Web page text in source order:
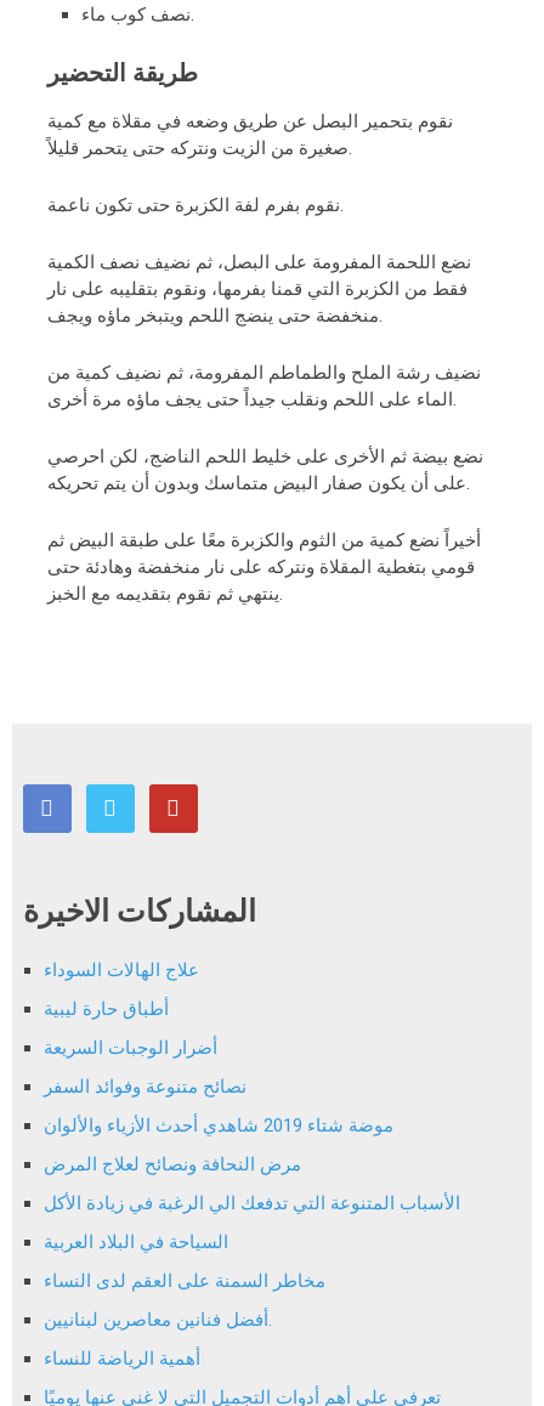
نصف كوب ماء.
طريقة التحضير
نقوم بتحمير البصل عن طريق وضعه في مقلاة مع كمية
صغيرة من الزيت ونتركه حتى يتحمر قليلاً.
نقوم بفرم لفة الكزبرة حتى تكون ناعمة.
نضع اللحمة المفرومة على البصل، ثم نضيف نصف الكمية
فقط من الكزبرة التي قمنا بفرمها، ونقوم بتقليبه على نار
منخفضة حتى ينضج اللحم ويتبخر ماؤه ويجف.
نضيف رشة الملح والطماطم المفرومة، ثم نضيف كمية من
الماء على اللحم ونقلب جيداً حتى يجف ماؤه مرة أخرى.
نضع بيضة ثم الأخرى على خليط اللحم الناضج، لكن احرصي
على أن يكون صفار البيض متماسك وبدون أن يتم تحريكه.
أخيراً نضع كمية من الثوم والكزبرة معًا على طبقة البيض ثم
قومي بتغطية المقلاة ونتركه على نار منخفضة وهادئة حتى
ينتهي ثم نقوم بتقديمه مع الخبز.
المشاركات الاخيرة
علاج الهالات السوداء
أطباق حارة ليبية
أضرار الوجبات السريعة
نصائح متنوعة وفوائد السفر
موضة شتاء 2019 شاهدي أحدث الأزياء والألوان
مرض النحافة ونصائح لعلاج المرض
الأسباب المتنوعة التي تدفعك الي الرغبة في زيادة الأكل
السياحة في البلاد العربية
مخاطر السمنة على العقم لدى النساء
أفضل فنانين معاصرين لبنانيين.
أهمية الرياضة للنساء
تعرفي على أهم أدوات التجميل التي لا غنى عنها يوميًا